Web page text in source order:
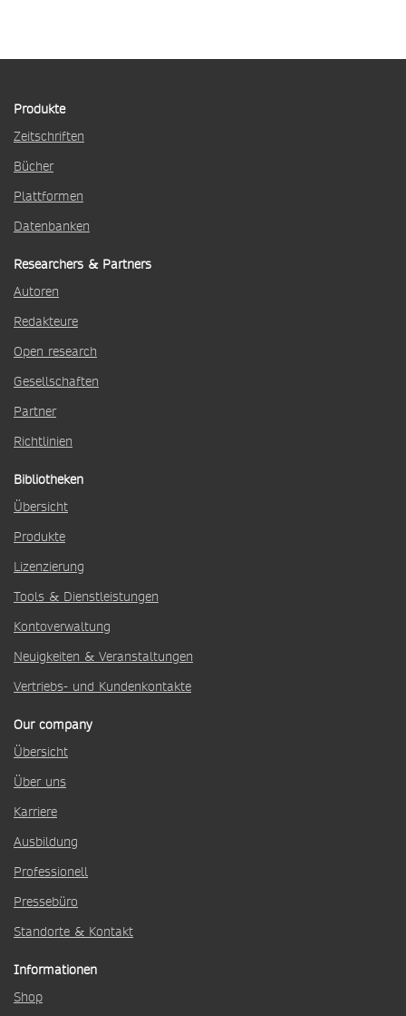
Produkte
Zeitschriften
Bücher
Plattformen
Datenbanken
Researchers & Partners
Autoren
Redakteure
Open research
Gesellschaften
Partner
Richtlinien
Bibliotheken
Übersicht
Produkte
Lizenzierung
Tools & Dienstleistungen
Kontoverwaltung
Neuigkeiten & Veranstaltungen
Vertriebs- und Kundenkontakte
Our company
Übersicht
Über uns
Karriere
Ausbildung
Professionell
Pressebüro
Standorte & Kontakt
Informationen
Shop